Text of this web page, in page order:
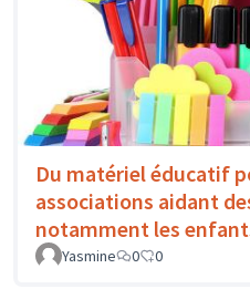
Du matériel éducatif
associations aidant
notamment les
Yasmine 0 0